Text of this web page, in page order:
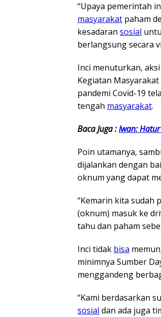
“Upaya pemerintah
masyarakat paham
kesadaran sosial
berlangsung secara
Inci menuturkan,
Kegiatan Masyarakat
pandemi Covid-19
tengah masyarakat.
Baca Juga :Iwan:
Poin utamanya,
dijalankan dengan
oknum yang dapat
“Kemarin kita sudah
(oknum) masuk ke
tahu dan paham
Inci tidak bisa
minimnya Sumber
menggandeng
“Kami berdasarkan
sosial dan ada juga